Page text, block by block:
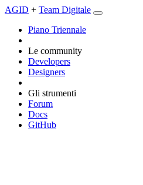
AGID + Team Digitale
Piano Triennale
Le community
Developers
Designers
Gli strumenti
Forum
Docs
GitHub